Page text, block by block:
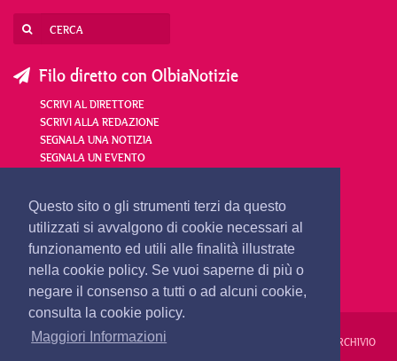
Questo sito o gli strumenti terzi da questo
utilizzati si avvalgono di cookie necessari al
funzionamento ed utili alle finalità illustrate
nella cookie policy. Se vuoi saperne di più o
negare il consenso a tutti o ad alcuni cookie,
consulta la cookie policy.
Maggiori Informazioni
Filo diretto con OlbiaNotizie
SCRIVI AL DIRETTORE
SCRIVI ALLA REDAZIONE
SEGNALA UNA NOTIZIA
SEGNALA UN EVENTO
redazione@olbianotizie.it
REDAZIONE PUBBLICITÀ PRIVACY E COOKIES ARCHIVIO